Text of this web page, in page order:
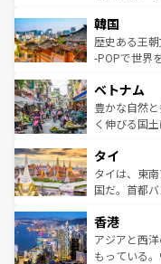
はコンテンツ
いる。アク
ビング、ハ
い。オース
参照してほし
ン）、静ひつ
と山間の静
驚きをもた
容にもいいと
照してほしい
韓国
歴史ある王
-POPで世界
き、地方に足
できる。そ
まで、さま
リティに包
覧を参照し
ベトナム
豊かな自然
く伸びる国
急速な発展
ーチミン市
醸し出して
とつ。フォ
ひ現地で味
が旅行者を
タイ
タイは、東
国だ。首都
の活気が交
帯で自然と
いビーチで
香港
アジアと西
もっている